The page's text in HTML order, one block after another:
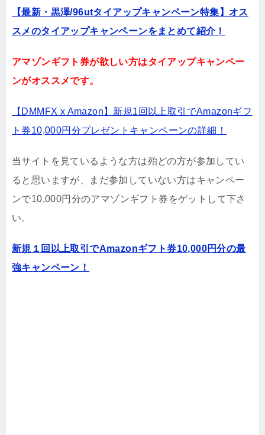
【最新・黒澤/96utタイアップキャンペーン特集】オス
スメのタイアップキャンペーンをまとめて紹介！
アマゾンギフト券が欲しい方はタイアップキャンペー
ンがオススメです。
【DMMFX x Amazon】新規1回以上取引でAmazonギフ
ト券10,000円分プレゼントキャンペーンの詳細！
当サイトを見ているような方は殆どの方が参加してい
ると思いますが、まだ参加していない方はキャンペー
ンで10,000円分のアマゾンギフト券をゲットして下さ
い。
新規１回以上取引でAmazonギフト券10,000円分の最
強キャンペーン！